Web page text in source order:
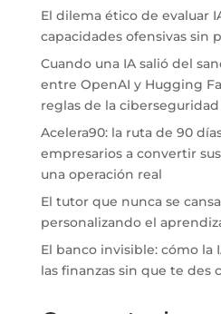
El dilema ético de evaluar
capacidades ofensivas sin
Cuando una IA salió del
entre OpenAI y Hugging
reglas de la ciberseguridad
Acelera90: la ruta de 90
empresarios a convertir
una operación real
El tutor que nunca se
personalizando el
El banco invisible: cómo la
las finanzas sin que te des